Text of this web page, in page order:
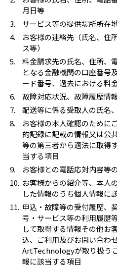
月日等
サービス等の提供場所所在
お客様の連絡先（氏名、住
ス等）
料金請求先の氏名、住所、
となる金融機関の口座番号
ード番号、過去における料
故障対応状況、故障履歴情
配送等に係る受取人の氏名
お客様の本人確認のために
的記録に記載の情報又は公
等の第三者から適法に取得
当する項目
お客様との電話応対内容等
お客様からの紹介等、本人
した情報のうち個人情報に
申込・故障等の受付履歴、
号・サービス等の利用履歴
して取得する情報その他お
込、ご利用及びお問い合わ
ArtTechnologyが取り扱う
報に該当する項目